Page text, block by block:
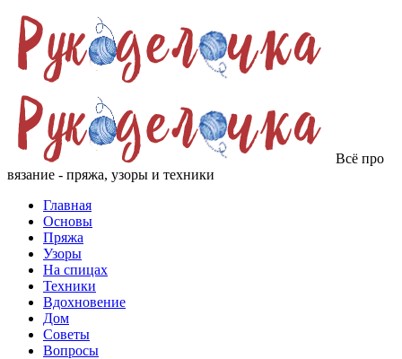
Всё про
вязание - пряжа, узоры и техники
Главная
Основы
Пряжа
Узоры
На спицах
Техники
Вдохновение
Дом
Советы
Вопросы